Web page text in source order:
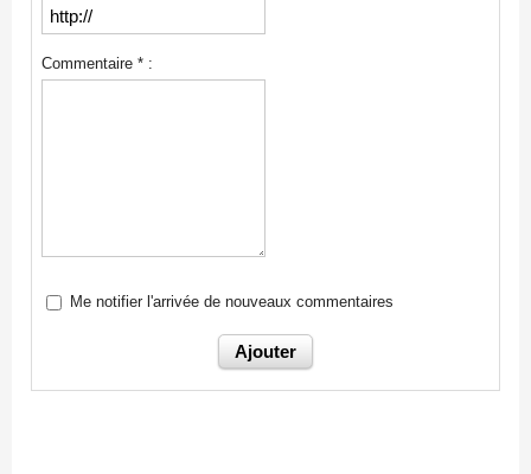
Commentaire * :
Me notifier l'arrivée de nouveaux commentaires